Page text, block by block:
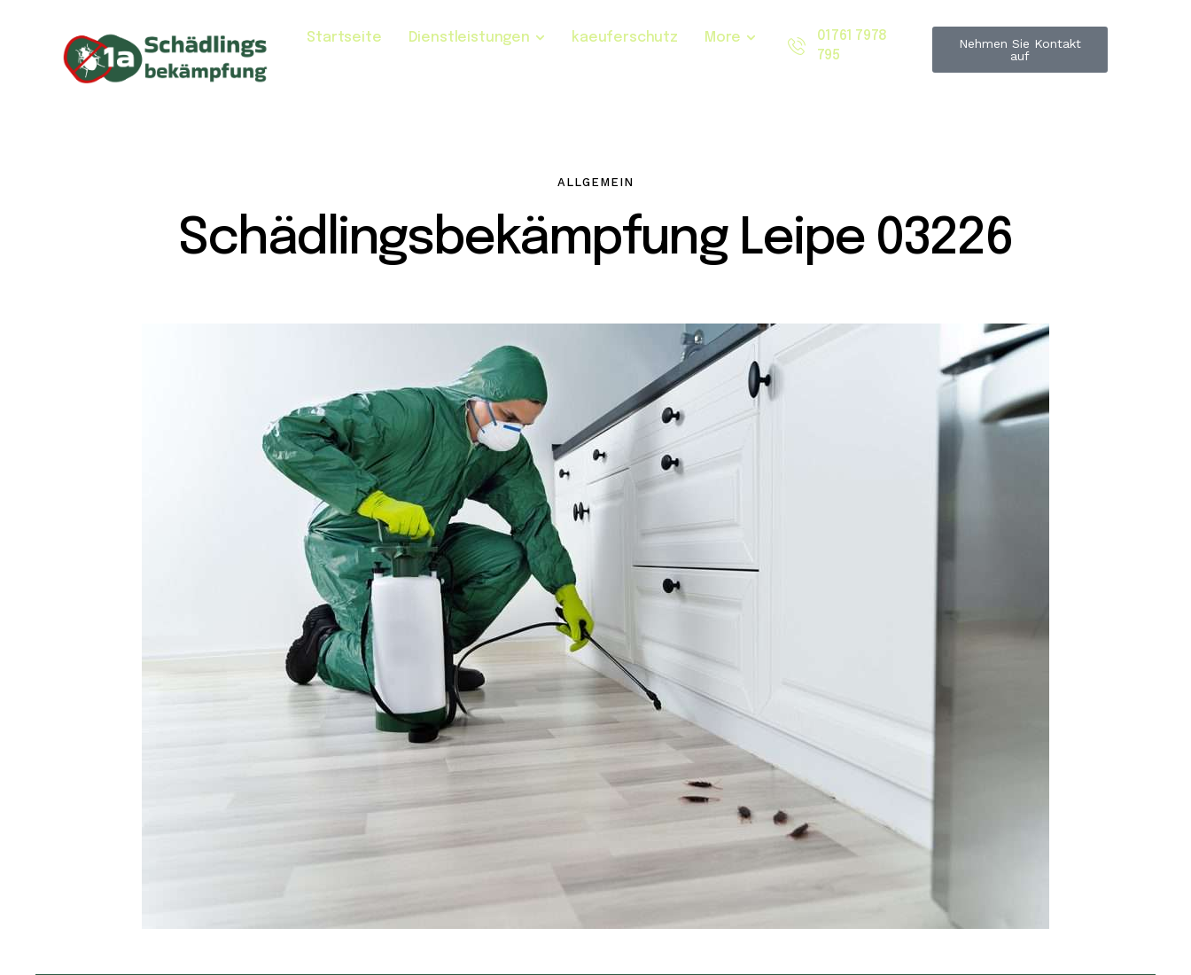
Startseite Dienstleistungen kaeuferschutz More
01761 7978
795
Nehmen Sie Kontakt
auf
ALLGEMEIN
Schädlingsbekämpfung Leipe 03226